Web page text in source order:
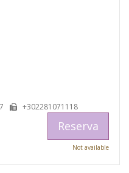
+302281071118
Reserva
Not available